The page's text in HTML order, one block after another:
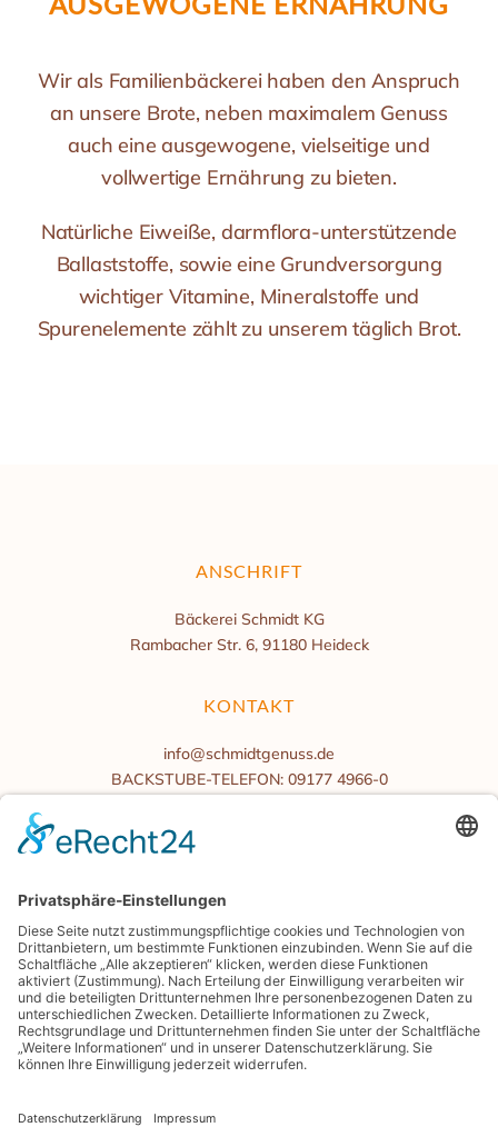
Wir als Familienbäckerei haben den Anspruch
an unsere Brote, neben maximalem Genuss
auch eine ausgewogene, vielseitige und
vollwertige Ernährung zu bieten.
Natürliche Eiweiße, darmflora-unterstützende
Ballaststoffe, sowie eine Grundversorgung
wichtiger Vitamine, Mineralstoffe und
Spurenelemente zählt zu unserem täglich Brot.
ANSCHRIFT
Bäckerei Schmidt KG
Rambacher Str. 6, 91180 Heideck
KONTAKT
info@schmidtgenuss.de
BACKSTUBE-TELEFON: 09177 4966-0
BÜROZEITEN
Samstag/Sonntag geschlossen
BLOG PRESSE
GENIESSERKARTE
ENERGIEMANAGEMENT
SHOP.SCHMIDTGENUSS.DE